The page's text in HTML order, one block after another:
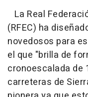
La Real
(RFEC) ha
novedosos para
el que "brilla de
cronoescalada de
carreteras de